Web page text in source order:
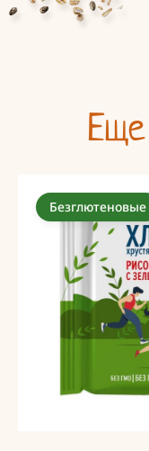
Безглютеновые